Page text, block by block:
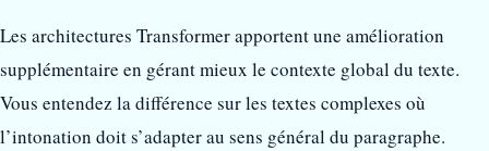
Les architectures Transformer apportent une amélioration
supplémentaire en gérant mieux le contexte global du texte.
Vous entendez la différence sur les textes complexes où
l’intonation doit s’adapter au sens général du paragraphe.